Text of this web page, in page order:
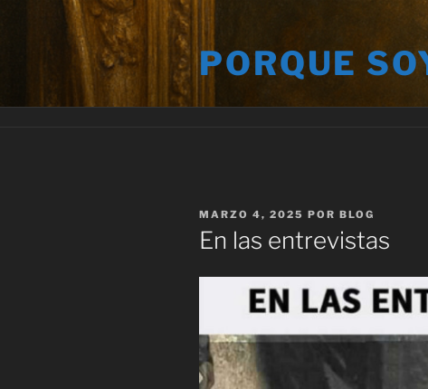
PORQUE
PUBLICADO
EL
MARZO 4, 2025 POR BLOG
En las entrevistas